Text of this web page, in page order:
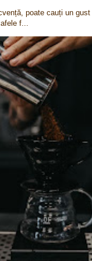
poate cauți un
f...